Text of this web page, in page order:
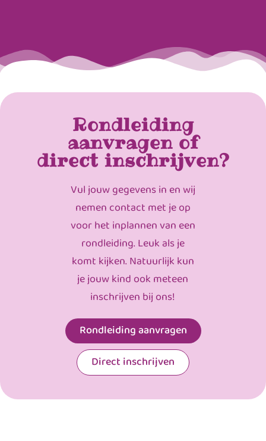
Rondleiding
aanvragen of
direct inschrijven?
Vul jouw gegevens in en wij
nemen contact met je op
voor het inplannen van een
rondleiding. Leuk als je
komt kijken. Natuurlijk kun
je jouw kind ook meteen
inschrijven bij ons!
Rondleiding aanvragen
Direct inschrijven